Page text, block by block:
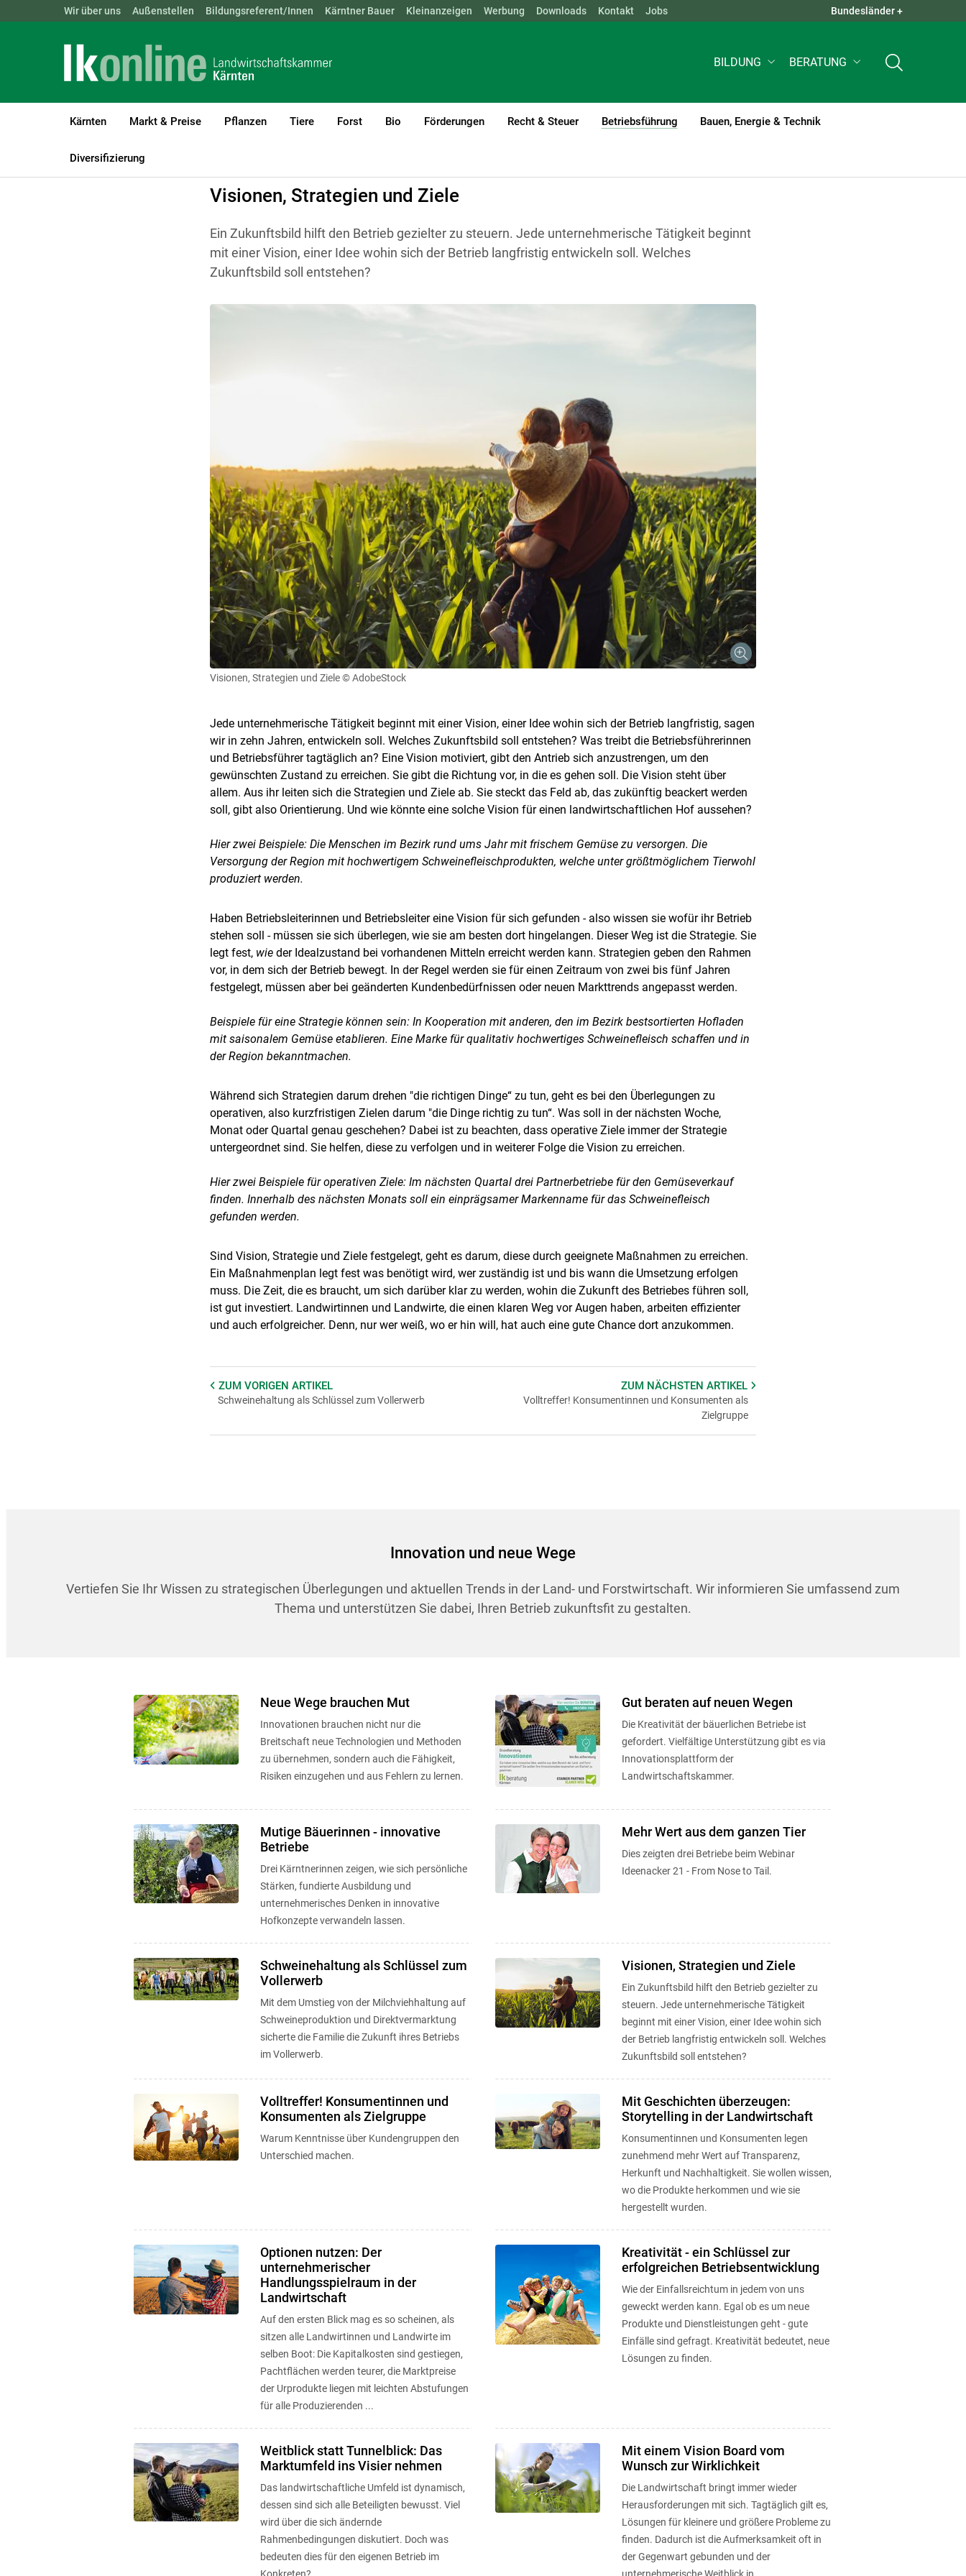
Skip to main content
Landwirtschaftskammern: ÖSTERREICH BGLD KTN NÖ OÖ SBG STMK TIROL VBG WIEN QUICK LINKS +
Wir über uns Außenstellen Bildungsreferent/Innen Kärntner Bauer Kleinanzeigen Werbung Downloads Kontakt Jobs Bundesländer +
BILDUNG BERATUNG
Kärnten Markt & Preise Pflanzen Tiere Forst Bio Förderungen Recht & Steuer Betriebsführung
(current)1
Bauen, Energie & Technik
Diversifizierung
LK Kärnten Betriebsführung
Visionen, Strategien und Ziele
Ein Zukunftsbild hilft den Betrieb gezielter zu steuern. Jede unternehmerische Tätigkeit beginnt
mit einer Vision, einer Idee wohin sich der Betrieb langfristig entwickeln soll. Welches
Zukunftsbild soll entstehen?
Visionen, Strategien und Ziele© AdobeStock
Jede unternehmerische Tätigkeit beginnt mit einer Vision, einer Idee wohin sich der Betrieb langfristig, sagen
wir in zehn Jahren, entwickeln soll. Welches Zukunftsbild soll entstehen? Was treibt die Betriebsführerinnen
und Betriebsführer tagtäglich an? Eine Vision motiviert, gibt den Antrieb sich anzustrengen, um den
gewünschten Zustand zu erreichen. Sie gibt die Richtung vor, in die es gehen soll. Die Vision steht über
allem. Aus ihr leiten sich die Strategien und Ziele ab. Sie steckt das Feld ab, das zukünftig beackert werden
soll, gibt also Orientierung. Und wie könnte eine solche Vision für einen landwirtschaftlichen Hof aussehen?
Hier zwei Beispiele: Die Menschen im Bezirk rund ums Jahr mit frischem Gemüse zu versorgen. Die
Versorgung der Region mit hochwertigem Schweinefleischprodukten, welche unter größtmöglichem Tierwohl
produziert werden.
Haben Betriebsleiterinnen und Betriebsleiter eine Vision für sich gefunden - also wissen sie wofür ihr Betrieb
stehen soll - müssen sie sich überlegen, wie sie am besten dort hingelangen. Dieser Weg ist die Strategie. Sie
legt fest, wie der Idealzustand bei vorhandenen Mitteln erreicht werden kann. Strategien geben den Rahmen
vor, in dem sich der Betrieb bewegt. In der Regel werden sie für einen Zeitraum von zwei bis fünf Jahren
festgelegt, müssen aber bei geänderten Kundenbedürfnissen oder neuen Markttrends angepasst werden.
Beispiele für eine Strategie können sein: In Kooperation mit anderen, den im Bezirk bestsortierten Hofladen
mit saisonalem Gemüse etablieren. Eine Marke für qualitativ hochwertiges Schweinefleisch schaffen und in
der Region bekanntmachen.
Während sich Strategien darum drehen "die richtigen Dinge“ zu tun, geht es bei den Überlegungen zu
operativen, also kurzfristigen Zielen darum "die Dinge richtig zu tun“. Was soll in der nächsten Woche,
Monat oder Quartal genau geschehen? Dabei ist zu beachten, dass operative Ziele immer der Strategie
untergeordnet sind. Sie helfen, diese zu verfolgen und in weiterer Folge die Vision zu erreichen.
Hier zwei Beispiele für operativen Ziele: Im nächsten Quartal drei Partnerbetriebe für den Gemüseverkauf
finden. Innerhalb des nächsten Monats soll ein einprägsamer Markenname für das Schweinefleisch
gefunden werden.
Sind Vision, Strategie und Ziele festgelegt, geht es darum, diese durch geeignete Maßnahmen zu erreichen.
Ein Maßnahmenplan legt fest was benötigt wird, wer zuständig ist und bis wann die Umsetzung erfolgen
muss. Die Zeit, die es braucht, um sich darüber klar zu werden, wohin die Zukunft des Betriebes führen soll,
ist gut investiert. Landwirtinnen und Landwirte, die einen klaren Weg vor Augen haben, arbeiten effizienter
und auch erfolgreicher. Denn, nur wer weiß, wo er hin will, hat auch eine gute Chance dort anzukommen.
ZUM VORIGENARTIKEL
Schweinehaltung als Schlüssel zum Vollerwerb
ZUM NÄCHSTEN ARTIKEL
Volltreffer! Konsumentinnen und Konsumenten als
Zielgruppe
Innovation und neue Wege
Vertiefen Sie Ihr Wissen zu strategischen Überlegungen und aktuellen Trends in der Land- und Forstwirtschaft. Wir informieren Sie umfassend zum
Thema und unterstützen Sie dabei, Ihren Betrieb zukunftsfit zu gestalten.
Neue Wege brauchen Mut
Innovationen brauchen nicht nur die
Breitschaft neue Technologien und Methoden
zu übernehmen, sondern auch die Fähigkeit,
Risiken einzugehen und aus Fehlern zu lernen.
Gut beraten auf neuen Wegen
Die Kreativität der bäuerlichen Betriebe ist
gefordert. Vielfältige Unterstützung gibt es via
Innovationsplattform der
Landwirtschaftskammer.
Mutige Bäuerinnen - innovative
Betriebe
Drei Kärntnerinnen zeigen, wie sich persönliche
Stärken, fundierte Ausbildung und
unternehmerisches Denken in innovative
Hofkonzepte verwandeln lassen.
Mehr Wert aus dem ganzen Tier
Dies zeigten drei Betriebe beim Webinar
Ideenacker 21 - From Nose to Tail.
Schweinehaltung als Schlüssel zum
Vollerwerb
Mit dem Umstieg von der Milchviehhaltung auf
Schweineproduktion und Direktvermarktung
sicherte die Familie die Zukunft ihres Betriebs
im Vollerwerb.
Visionen, Strategien und Ziele
Ein Zukunftsbild hilft den Betrieb gezielter zu
steuern. Jede unternehmerische Tätigkeit
beginnt mit einer Vision, einer Idee wohin sich
der Betrieb langfristig entwickeln soll. Welches
Zukunftsbild soll entstehen?
Volltreffer! Konsumentinnen und
Konsumenten als Zielgruppe
Warum Kenntnisse über Kundengruppen den
Unterschied machen.
Mit Geschichten überzeugen:
Storytelling in der Landwirtschaft
Konsumentinnen und Konsumenten legen
zunehmend mehr Wert auf Transparenz,
Herkunft und Nachhaltigkeit. Sie wollen wissen,
wo die Produkte herkommen und wie sie
hergestellt wurden.
Optionen nutzen: Der
unternehmerischer
Handlungsspielraum in der
Landwirtschaft
Auf den ersten Blick mag es so scheinen, als
sitzen alle Landwirtinnen und Landwirte im
selben Boot: Die Kapitalkosten sind gestiegen,
Pachtflächen werden teurer, die Marktpreise
der Urprodukte liegen mit leichten Abstufungen
für alle Produzierenden ...
Kreativität - ein Schlüssel zur
erfolgreichen Betriebsentwicklung
Wie der Einfallsreichtum in jedem von uns
geweckt werden kann. Egal ob es um neue
Produkte und Dienstleistungen geht - gute
Einfälle sind gefragt. Kreativität bedeutet, neue
Lösungen zu finden.
Weitblick statt Tunnelblick: Das
Marktumfeld ins Visier nehmen
Das landwirtschaftliche Umfeld ist dynamisch,
dessen sind sich alle Beteiligten bewusst. Viel
wird über die sich ändernde
Rahmenbedingungen diskutiert. Doch was
bedeuten dies für den eigenen Betrieb im
Konkreten?
Mit einem Vision Board vom
Wunsch zur Wirklichkeit
Die Landwirtschaft bringt immer wieder
Herausforderungen mit sich. Tagtäglich gilt es,
Lösungen für kleinere und größere Probleme zu
finden. Dadurch ist die Aufmerksamkeit oft in
der Gegenwart gebunden und der
unternehmerische Weitblick in ...